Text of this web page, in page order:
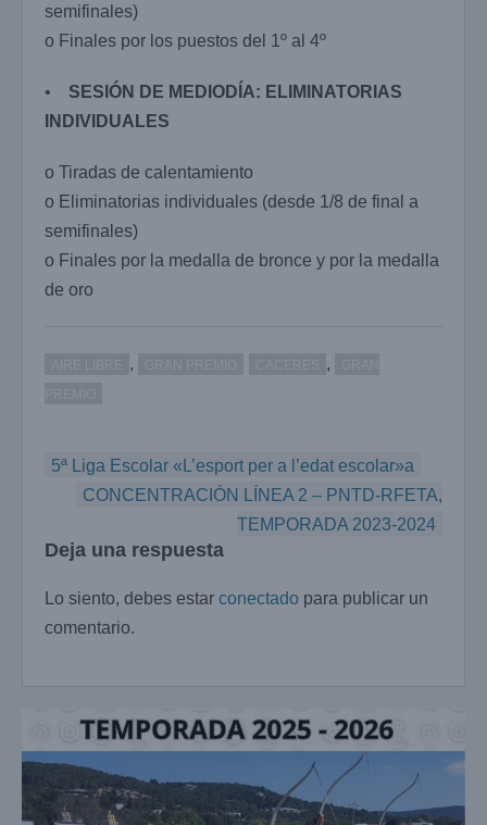
semifinales)
o Finales por los puestos del 1º al 4º
• SES IÓN DE MEDIODÍA: ELIMINATORIAS
INDIVIDUALES
o Tiradas de calentamiento
o Eliminatorias individuales (desde 1/8 de final a
semifinales)
o Finales por la medalla de bronce y por la medalla
de oro
, ,
Navegación
5ª Liga Escolar «L’esport per a l’edat escolar»a
CONCENTRACIÓN LÍNEA 2 – PNTD-RFETA,
TEMPORADA 2023-2024
Deja una respuesta
Lo siento, debes estar conectado para publicar un
comentario.